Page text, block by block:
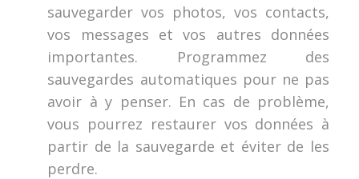
sauvegarder vos photos, vos contacts,
vos messages et vos autres données
importantes. Programmez des
sauvegardes automatiques pour ne pas
avoir à y penser. En cas de problème,
vous pourrez restaurer vos données à
partir de la sauvegarde et éviter de les
perdre.